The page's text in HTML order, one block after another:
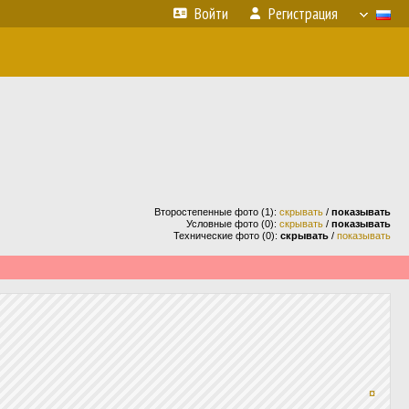
Войти Регистрация
Второстепенные фото (1): скрывать / показывать
Условные фото (0): скрывать / показывать
Технические фото (0): скрывать / показывать
¤